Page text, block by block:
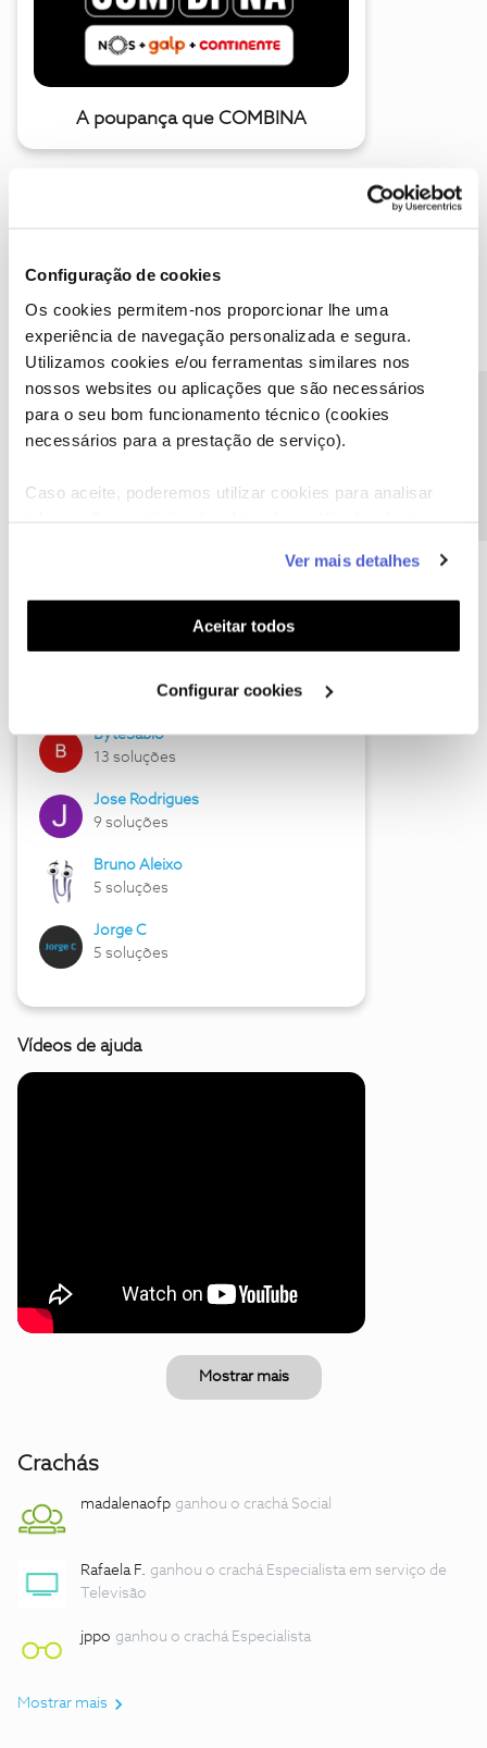
Configuração de cookies
Os cookies permitem-nos proporcionar lhe uma
experiência de navegação personalizada e segura.
Utilizamos cookies e/ou ferramentas similares nos
nossos websites ou aplicações que são necessários
para o seu bom funcionamento técnico (cookies
necessários para a prestação de serviço).
Caso aceite, poderemos utilizar cookies para analisar
funcionalidades (cookies de personalização e
funcionalidade) e adaptar anúncios aos seus interesses
(cookies de publicidade personalizada). Pode gerir a
utilização dos cookies clicando em "Configurar
Ver mais detalhes
Aceitar todos
Configurar cookies
A poupança que COMBINA
Descubra as novidades de julho
Hall of Fame de julho
17 soluções
ByteSábio
13 soluções
Jose Rodrigues
9 soluções
Bruno Aleixo
5 soluções
Jorge C
5 soluções
Vídeos de ajuda
Mostrar mais
Crachás
madalenaofp ganhou o crachá Social
Rafaela F. ganhou o crachá Especialista em serviço de
Televisão
jppo ganhou o crachá Especialista
Mostrar mais